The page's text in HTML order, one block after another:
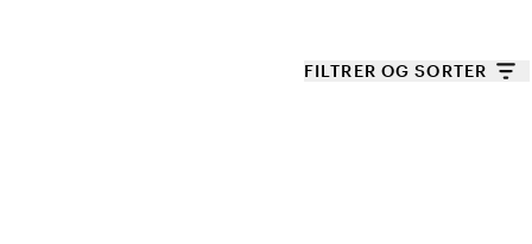
FILTRER OG SORTER